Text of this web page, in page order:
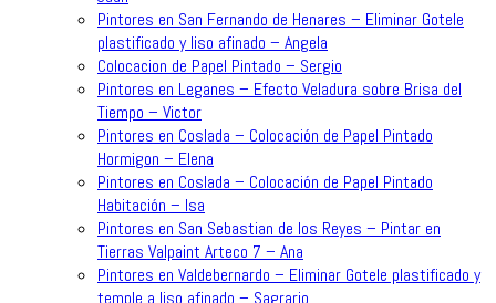
Pintores en San Fernando de Henares – Eliminar Gotele
plastificado y liso afinado – Angela
Colocacion de Papel Pintado – Sergio
Pintores en Leganes – Efecto Veladura sobre Brisa del
Tiempo – Victor
Pintores en Coslada – Colocación de Papel Pintado
Hormigon – Elena
Pintores en Coslada – Colocación de Papel Pintado
Habitación – Isa
Pintores en San Sebastian de los Reyes – Pintar en
Tierras Valpaint Arteco 7 – Ana
Pintores en Valdebernardo – Eliminar Gotele plastificado y
temple a liso afinado – Sagrario